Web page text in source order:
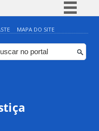
Simplifique!
Comunica BR
Participe
Canais
MAPA DO SITE